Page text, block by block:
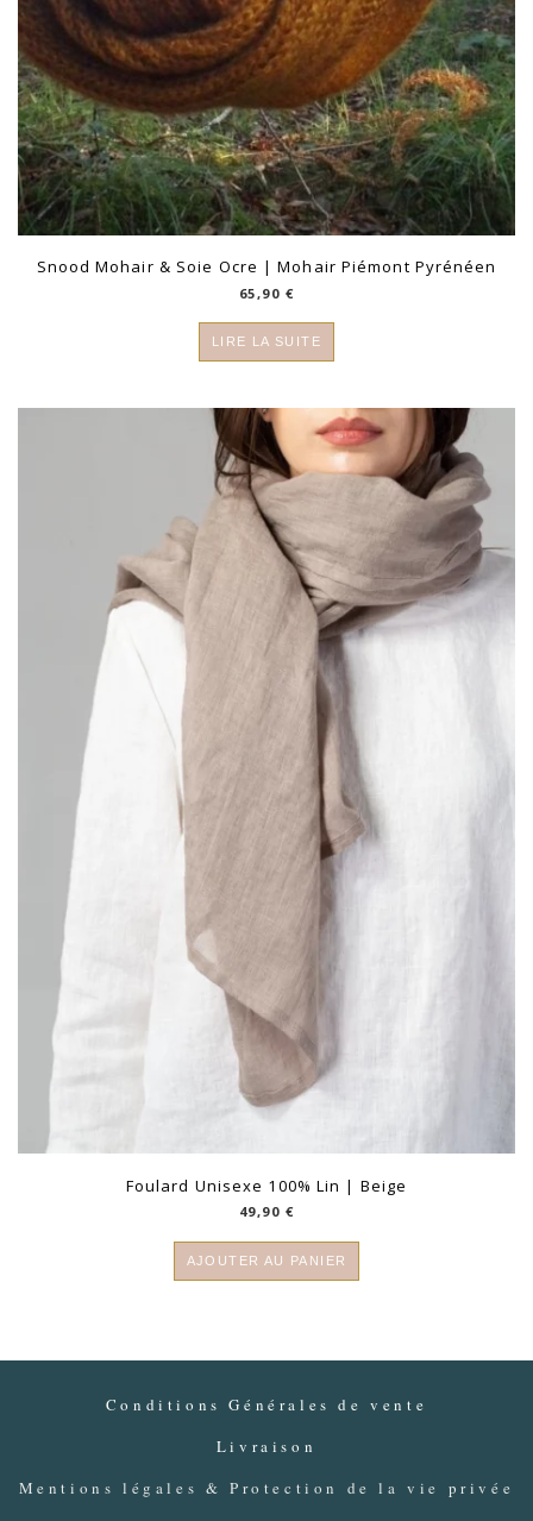
Snood Mohair & Soie Ocre | Mohair Piémont Pyrénéen
65,90 €
LIRE LA SUITE
Foulard Unisexe 100% Lin | Beige
49,90 €
AJOUTER AU PANIER
Conditions Générales de vente
Livraison
Mentions légales & Protection de la vie privée